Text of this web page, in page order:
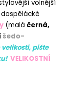
volnější
(malá černá,
šedo-
pište
VELIKOSTNÍ